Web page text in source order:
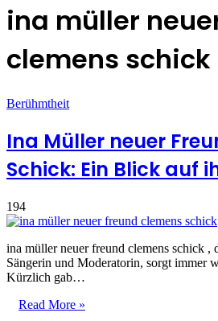
ina müller
clemens schick
Berühmtheit
Ina Müller neuer
Schick: Ein Blick auf
194
ina müller neuer freund clemens schick ,
Sängerin und Moderatorin, sorgt immer
Kürzlich gab…
Read More »